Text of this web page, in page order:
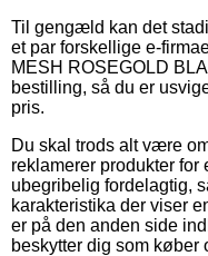
Til gengæld kan det
et par forskellige e-
MESH ROSEGOLD
bestilling, så du er
pris.
Du skal trods alt være
reklamerer produkter for
ubegribelig fordelagtig,
karakteristika der viser
er på den anden side
beskytter dig som køber